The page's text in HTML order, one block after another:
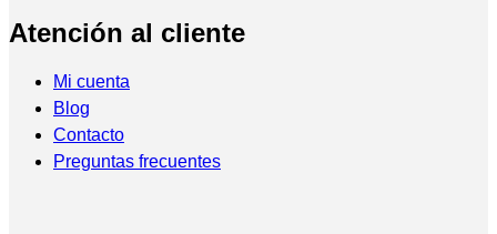
Atención al cliente
Mi cuenta
Blog
Contacto
Preguntas frecuentes